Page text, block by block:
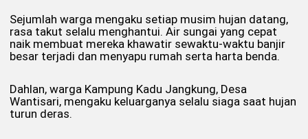
Sejumlah warga mengaku setiap musim hujan datang,
rasa takut selalu menghantui. Air sungai yang cepat
naik membuat mereka khawatir sewaktu-waktu banjir
besar terjadi dan menyapu rumah serta harta benda.
Dahlan, warga Kampung Kadu Jangkung, Desa
Wantisari, mengaku keluarganya selalu siaga saat hujan
turun deras.